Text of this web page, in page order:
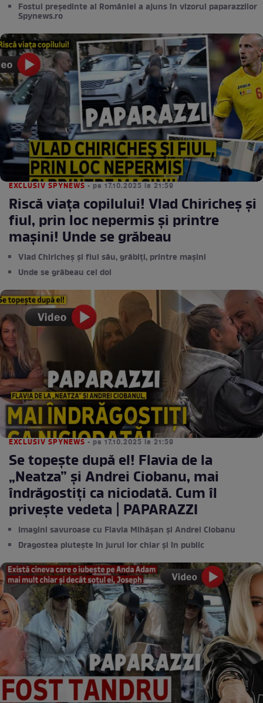
Fostul președinte al României a ajuns în vizorul paparazzilor
Spynews.ro
EXCLUSIV SPYNEWS • pe 17.10.2025 la 21:59
Riscă viaţa copilului! Vlad Chiricheş şi
fiul, prin loc nepermis şi printre
maşini! Unde se grăbeau
Vlad Chiricheș și fiul său, grăbiți, printre mașini
Unde se grăbeau cei doi
EXCLUSIV SPYNEWS • pe 17.10.2025 la 21:59
Se topește după el! Flavia de la
„Neatza” și Andrei Ciobanu, mai
îndrăgostiți ca niciodată. Cum îl
privește vedeta | PAPARAZZI
Imagini savuroase cu Flavia Mihășan și Andrei Ciobanu
Dragostea plutește în jurul lor chiar și în public